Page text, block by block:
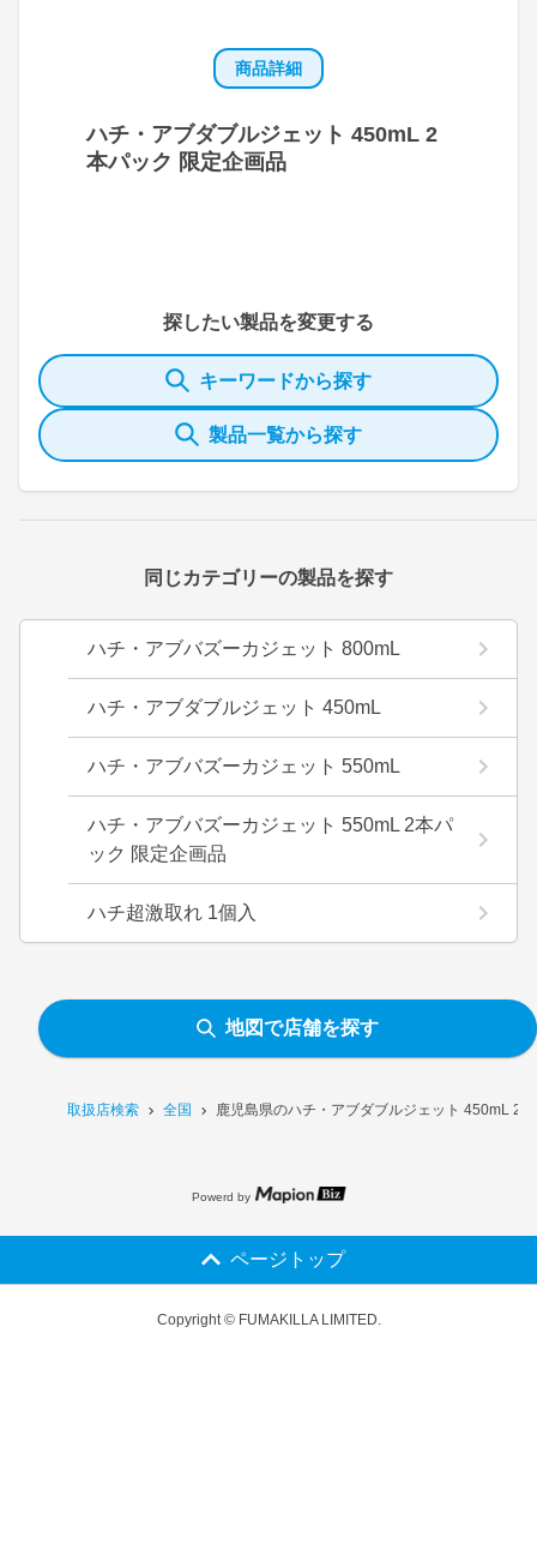
取扱店検索 全国 鹿児島県のハチ・アブダブルジェット 450mL 2
商品詳細
ハチ・アブダブルジェット 450mL 2
本パック 限定企画品
探したい製品を変更する
キーワードから探す
製品一覧から探す
同じカテゴリーの製品を探す
ハチ・アブバズーカジェット 800mL
ハチ・アブダブルジェット 450mL
ハチ・アブバズーカジェット 550mL
ハチ・アブバズーカジェット 550mL 2本パ
ック 限定企画品
ハチ超激取れ 1個入
地図で店舗を探す
Powerd by
ページトップ
Copyright © FUMAKILLA LIMITED.